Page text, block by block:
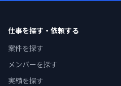
仕事を探す・依頼する
案件を探す
メンバーを探す
実績を探す